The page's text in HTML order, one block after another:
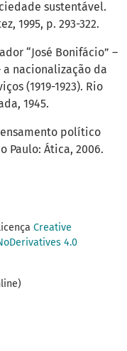
sustentável.
1995, p. 293-322.
“José Bonifácio” –
a nacionalização da
(1919-1923). Rio
1945.
político
Paulo: Ática, 2006.
Creative
4.0